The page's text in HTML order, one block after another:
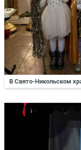
В Свято-Никольском